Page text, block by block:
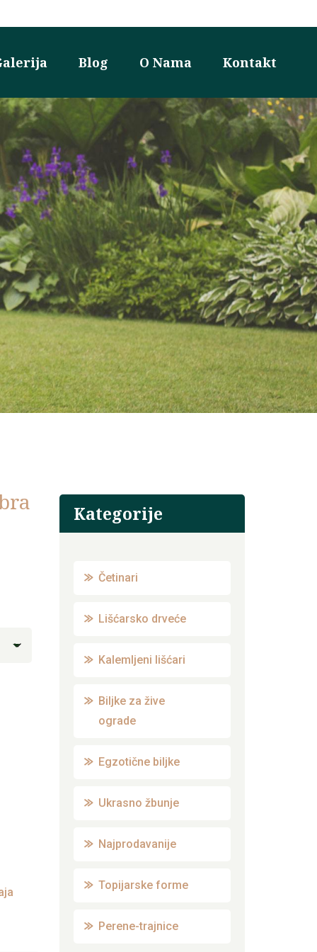
Blog O Nama Kontakt
Kategorije
Četinari
Lišćarsko drveće
Kalemljeni lišćari
Biljke za žive
ograde
Egzotične biljke
Ukrasno žbunje
Najprodavanije
Topijarske forme
Perene-trajnice